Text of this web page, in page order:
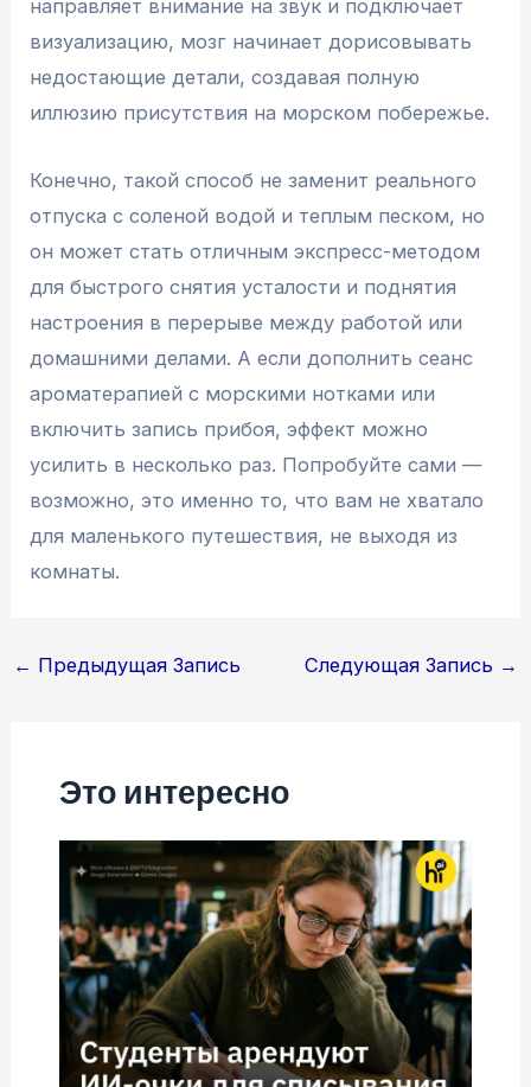
направляет внимание на звук и подключает
визуализацию, мозг начинает дорисовывать
недостающие детали, создавая полную
иллюзию присутствия на морском побережье.
Конечно, такой способ не заменит реального
отпуска с соленой водой и теплым песком, но
он может стать отличным экспресс-методом
для быстрого снятия усталости и поднятия
настроения в перерыве между работой или
домашними делами. А если дополнить сеанс
ароматерапией с морскими нотками или
включить запись прибоя, эффект можно
усилить в несколько раз. Попробуйте сами —
возможно, это именно то, что вам не хватало
для маленького путешествия, не выходя из
комнаты.
Навигация
← Предыдущая Запись Следующая Запись →
Это интересно